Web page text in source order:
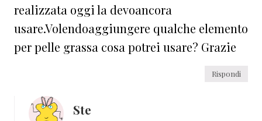
realizzata oggi la devoancora
usare.Volendoaggiungere qualche elemento
per pelle grassa cosa potrei usare? Grazie
Rispondi
Ste